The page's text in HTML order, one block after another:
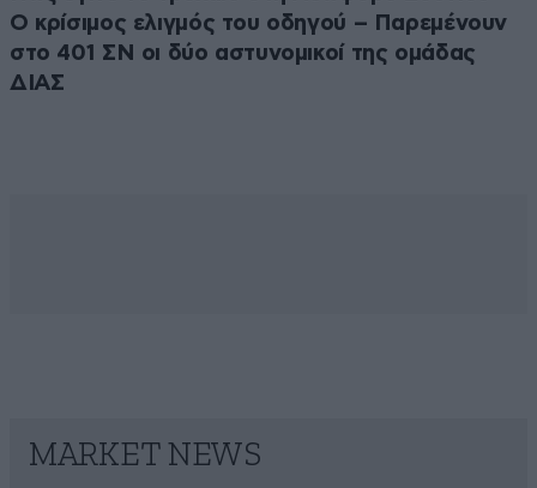
Ο κρίσιμος ελιγμός του οδηγού – Παρεμένουν
στο 401 ΣΝ οι δύο αστυνομικοί της ομάδας
ΔΙΑΣ
MARKET NEWS